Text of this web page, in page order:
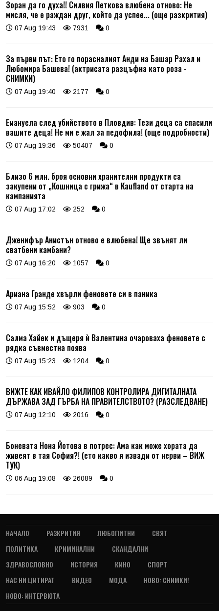
Зоран да го духа!! Силвия Петкова влюбена отново: Не
мисля, че е раждан друг, който да успее... (още разкрития)
07 Aug 19:43 7931 0
За първи път: Ето го порасналият Анди на Башар Рахал и
Любомира Башева! (актрисата разцъфна като роза -
СНИМКИ)
07 Aug 19:40 2177 0
Емануела след убийството в Пловдив: Тези деца са спасили
вашите деца! Не ми е жал за педофила! (още подробности)
07 Aug 19:36 50407 0
Близо 6 млн. броя основни хранителни продукти са
закупени от „Кошница с грижа“ в Kaufland от старта на
кампанията
07 Aug 17:02 252 0
Дженифър Анистън отново е влюбена! Ще звънят ли
сватбени камбани?
07 Aug 16:20 1057 0
Ариана Гранде хвърли феновете си в паника
07 Aug 15:52 903 0
Салма Хайек и дъщеря ѝ Валентина очароваха феновете с
рядка съвместна поява
07 Aug 15:23 1204 0
ВИЖТЕ КАК ИВАЙЛО ФИЛИПОВ КОНТРОЛИРА ДИГИТАЛНАТА
ДЪРЖАВА ЗАД ГЪРБА НА ПРАВИТЕЛСТВОТО? (РАЗСЛЕДВАНЕ)
07 Aug 12:10 2016 0
Боневата Нона Йотова в потрес: Ама как може хората да
живеят в тая София?! (ето какво я извади от нерви – ВИЖ
ТУК)
06 Aug 19:08 26089 0
НАЧАЛО РАЗКРИТИЯ ЛЮБОПИТНИ
СВЯТ
ПОЛИТИКА
КРИМИНАЛНИ
СКАНДАЛНИ
ЗДРАВОСЛОВНО
ИСТОРИЯ КИНО
СПОРТ
НАС НИ ЦИТИРАТ
ВИДЕО МОДА
НОВО: СНИМКИ!
НОВО: ИНТЕРВЮТА